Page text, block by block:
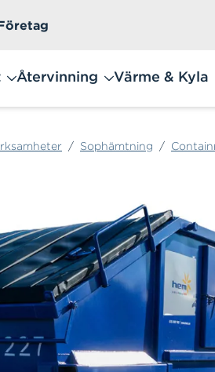
Återvinning Värme & Kyla
/ Sophämtning /